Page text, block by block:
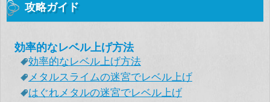
攻略ガイド
効率的なレベル上げ方法
効率的なレベル上げ方法
メタルスライムの迷宮でレベル上げ
はぐれメタルの迷宮でレベル上げ